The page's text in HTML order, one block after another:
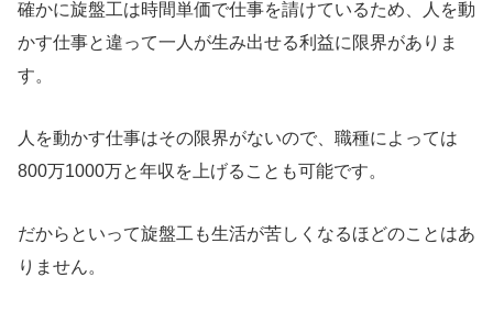
確かに旋盤工は時間単価で仕事を請けているため、人を動
かす仕事と違って一人が生み出せる利益に限界がありま
す。
人を動かす仕事はその限界がないので、職種によっては
800万1000万と年収を上げることも可能です。
だからといって旋盤工も生活が苦しくなるほどのことはあ
りません。